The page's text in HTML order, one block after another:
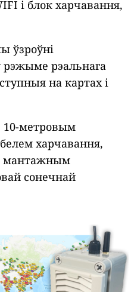
і блок харчавання,
ўзроўні
рэжыме рэальнага
на картах і
10-метровым
харчавання,
мантажным
сонечнай